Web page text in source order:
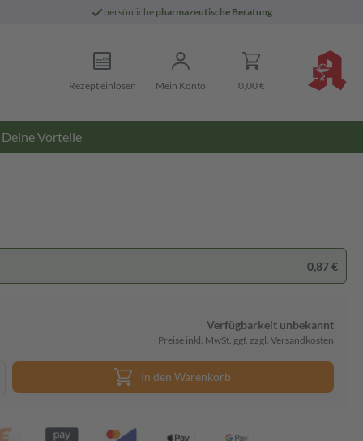
persönliche pharmazeutische Beratung
Rezept einlösen Mein Konto 0,00 €
Deine Vorteile
0,87 €
Verfügbarkeit unbekannt
Preise inkl. MwSt. ggf. zzgl. Versandkosten
In den Warenkorb